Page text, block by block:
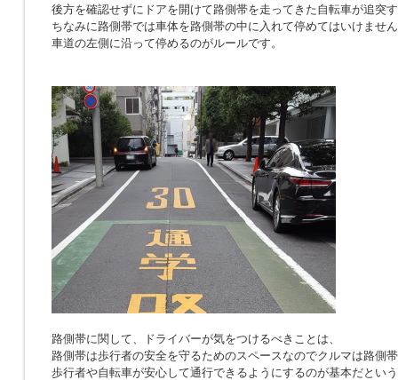
後方を確認せずにドアを開けて路側帯を走ってきた自転車が追突
ちなみに路側帯では車体を路側帯の中に入れて停めてはいけませ
車道の左側に沿って停めるのがルールです。
路側帯に関して、ドライバーが気をつけるべきことは、
路側帯は歩行者の安全を守るためのスペースなのでクルマは路側
歩行者や自転車が安心して通行できるようにするのが基本だとい